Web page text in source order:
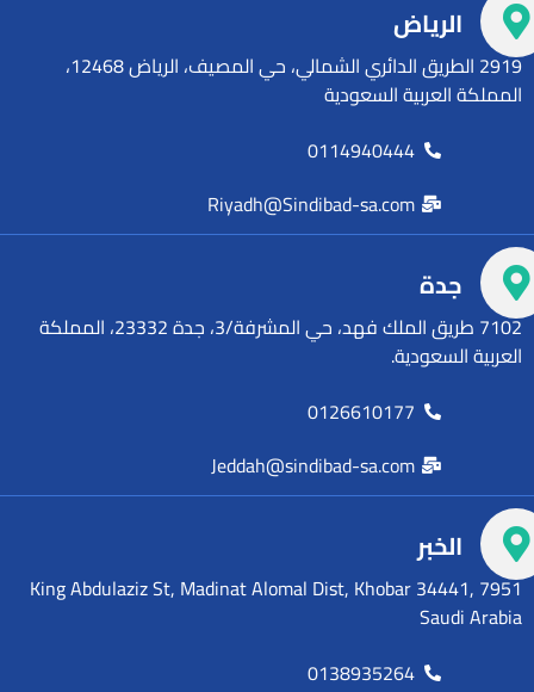
الرياض
2919 الطريق الدائري الشمالي، حي المصيف، الرياض 12468،
المملكة العربية السعودية
0114940444
Riyadh@Sindibad-sa.com
جدة
7102 طريق الملك فهد، حي المشرفة/3، جدة 23332، المملكة
العربية السعودية.
0126610177
Jeddah@sindibad-sa.com
الخبر
7951 King Abdulaziz St, Madinat Alomal Dist, Khobar 34441,
Saudi Arabia
0138935264